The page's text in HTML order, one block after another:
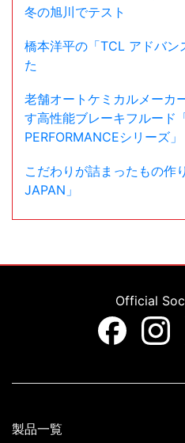
冬の旭川でテスト
橋本洋平の「TCL アドバン
た
老舗オートケミカルメーカ
す高性能ブレーキフルード
PERFORMANCEシリーズ」
こだわりが詰まったもの作
JAPAN」
Official
製品一覧